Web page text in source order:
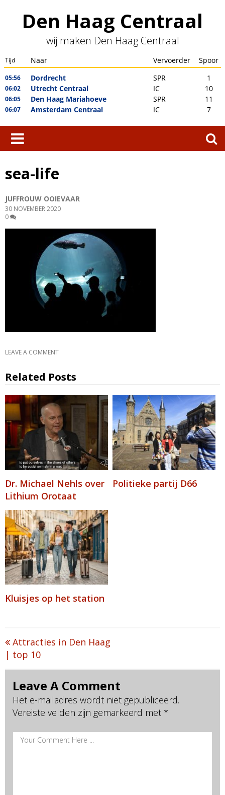
contentDen Haag Centraal
wij maken Den Haag Centraal
Zoeken
naar:
sea-life
JUFFROUW OOIEVAAR
30 NOVEMBER 2020
0
LEAVE A COMMENT
Related Posts
Dr. Michael Nehls over
Lithium Orotaat
Politieke partij D66
Kluisjes op het station
Post
navigation
Attracties in Den Haag
| top 10
Leave A Comment
Het e-mailadres wordt niet gepubliceerd.
Vereiste velden zijn gemarkeerd met *